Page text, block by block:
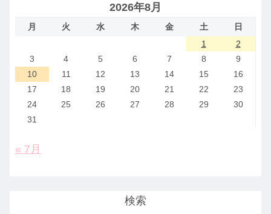
2026年8月
月 火 水 木 金 土
日
1
2
3
4 5 6 7 8
9
10
11 12 13 14 15
16
17
18 19 20 21 22
23
24
25 26 27 28 29
30
31
« 7月
検索